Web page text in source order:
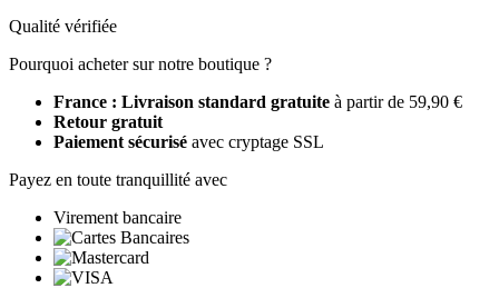
Qualité vérifiée
Pourquoi acheter sur notre boutique ?
France : Livraison standard gratuite à partir de 59,90 €
Retour gratuit
Paiement sécurisé avec cryptage SSL
Payez en toute tranquillité avec
Virement bancaire